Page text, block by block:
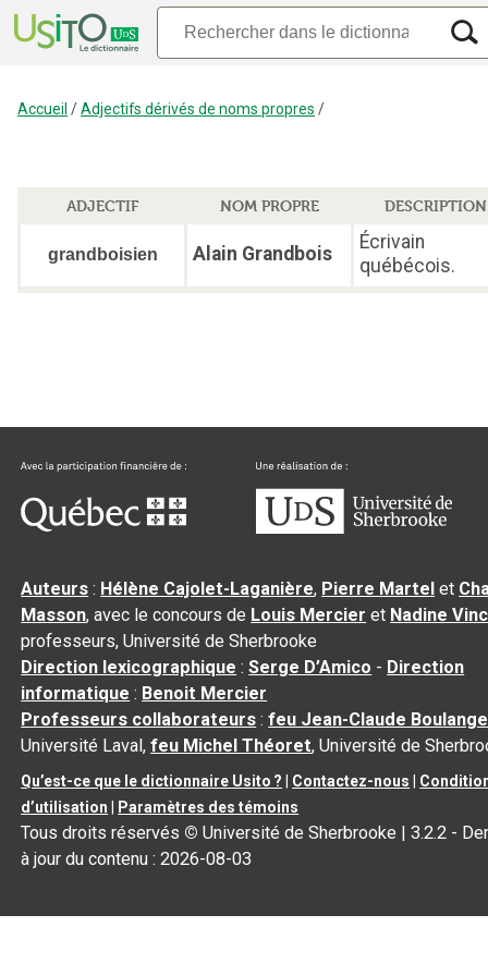
Accueil /Adjectifs dérivés de noms propres /
ADJECTIF NOM PROPRE DESCRIPTION
grandboisien Alain Grandbois
Écrivain
québécois.
Auteurs : Hélène Cajolet-Laganière, Pierre Martel et
Masson, avec le concours de Louis Mercier et Nadine
professeurs, Université de Sherbrooke
Direction lexicographique :Serge D’Amico - Direction
informatique : Benoit Mercier
Professeurs collaborateurs :feu Jean-Claude
Université Laval,feu Michel Théoret, Université de
Qu’est-ce que le dictionnaire Usito ? Contactez-nous
d’utilisation
Paramètres des témoins
Tous droits réservés © Université de Sherbrooke |3.2.2 -
à jour du contenu :2026-08-03